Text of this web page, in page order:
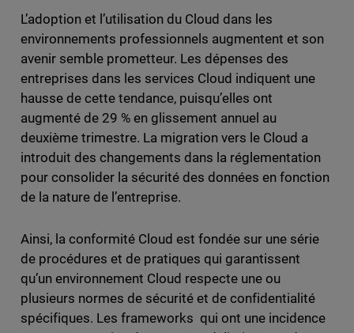
L’adoption et l’utilisation du Cloud dans les
environnements professionnels augmentent et son
avenir semble prometteur. Les dépenses des
entreprises dans les services Cloud indiquent une
hausse de cette tendance, puisqu’elles ont
augmenté de 29 % en glissement annuel au
deuxième trimestre. La migration vers le Cloud a
introduit des changements dans la réglementation
pour consolider la sécurité des données en fonction
de la nature de l’entreprise.
Ainsi, la conformité Cloud est fondée sur une série
de procédures et de pratiques qui garantissent
qu’un environnement Cloud respecte une ou
plusieurs normes de sécurité et de confidentialité
spécifiques. Les frameworks qui ont une incidence